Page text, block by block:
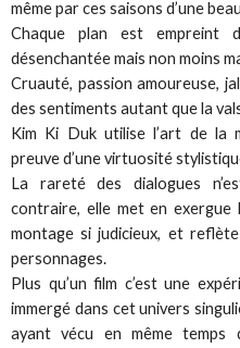
même par ces saisons d’une
Chaque plan est empreint
désenchantée mais non moins
Cruauté, passion amoureuse,
des sentiments autant que la
Kim Ki Duk utilise l’art de la
preuve d’une virtuosité
La rareté des dialogues
contraire, elle met en exergue
montage si judicieux, et
personnages.
Plus qu’un film c’est une
immergé dans cet univers
ayant vécu en même temps